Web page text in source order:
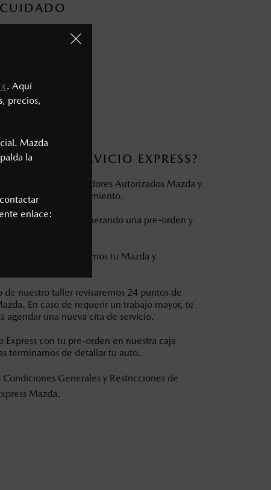
. Aquí
precios,
Mazda
la
enlace:
SERVICIO EXPRESS?
uno de los distribuidores Autorizados Mazda y
servicio de mantenimiento.
Servicio Express generando una pre-orden y
fiscales.
de 5 minutos recibiremos tu Mazda y
de nuestro taller revisaremos 24 puntos de
En caso de requerir un trabajo mayor, te
agendar una nueva cita de servicio.
Express con tu pre-orden en nuestra caja
terminamos de detallar tu auto.
Condiciones Generales y Restricciones de
Mazda.